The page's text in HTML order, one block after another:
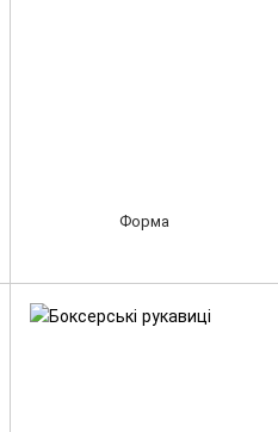
Форма